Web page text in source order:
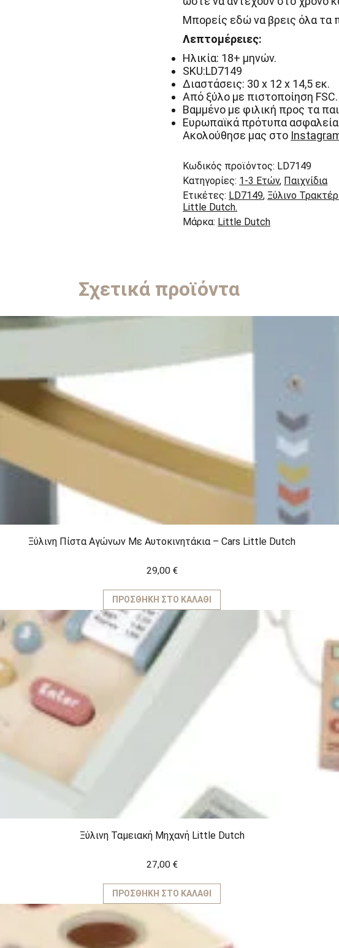
Μπορείς εδώ να βρεις όλα τα
Λεπτομέρειες:
Ηλικία: 18+ μηνών.
SKU:LD7149
Διαστάσεις: 30 x 12 x 14,5 εκ.
Από ξύλο με πιστοποίηση FSC.
Βαμμένο με φιλική προς τα
Ευρωπαϊκά πρότυπα
Ακολούθησε μας στο
Κωδικός προϊόντος: LD7149
Κατηγορίες: 1-3 Ετών, Παιχνίδια
Ετικέτες: LD7149, Ξύλινο
Little Dutch.
Μάρκα: Little Dutch
Σχετικά προϊόντα
Ξύλινη Πίστα Αγώνων Με Αυτοκινητάκια – Cars Little Dutch
29,00 €
ΠΡΟΣΘΉΚΗ ΣΤΟ ΚΑΛΆΘΙ
Ξύλινη Ταμειακή Μηχανή Little Dutch
27,00 €
ΠΡΟΣΘΉΚΗ ΣΤΟ ΚΑΛΆΘΙ